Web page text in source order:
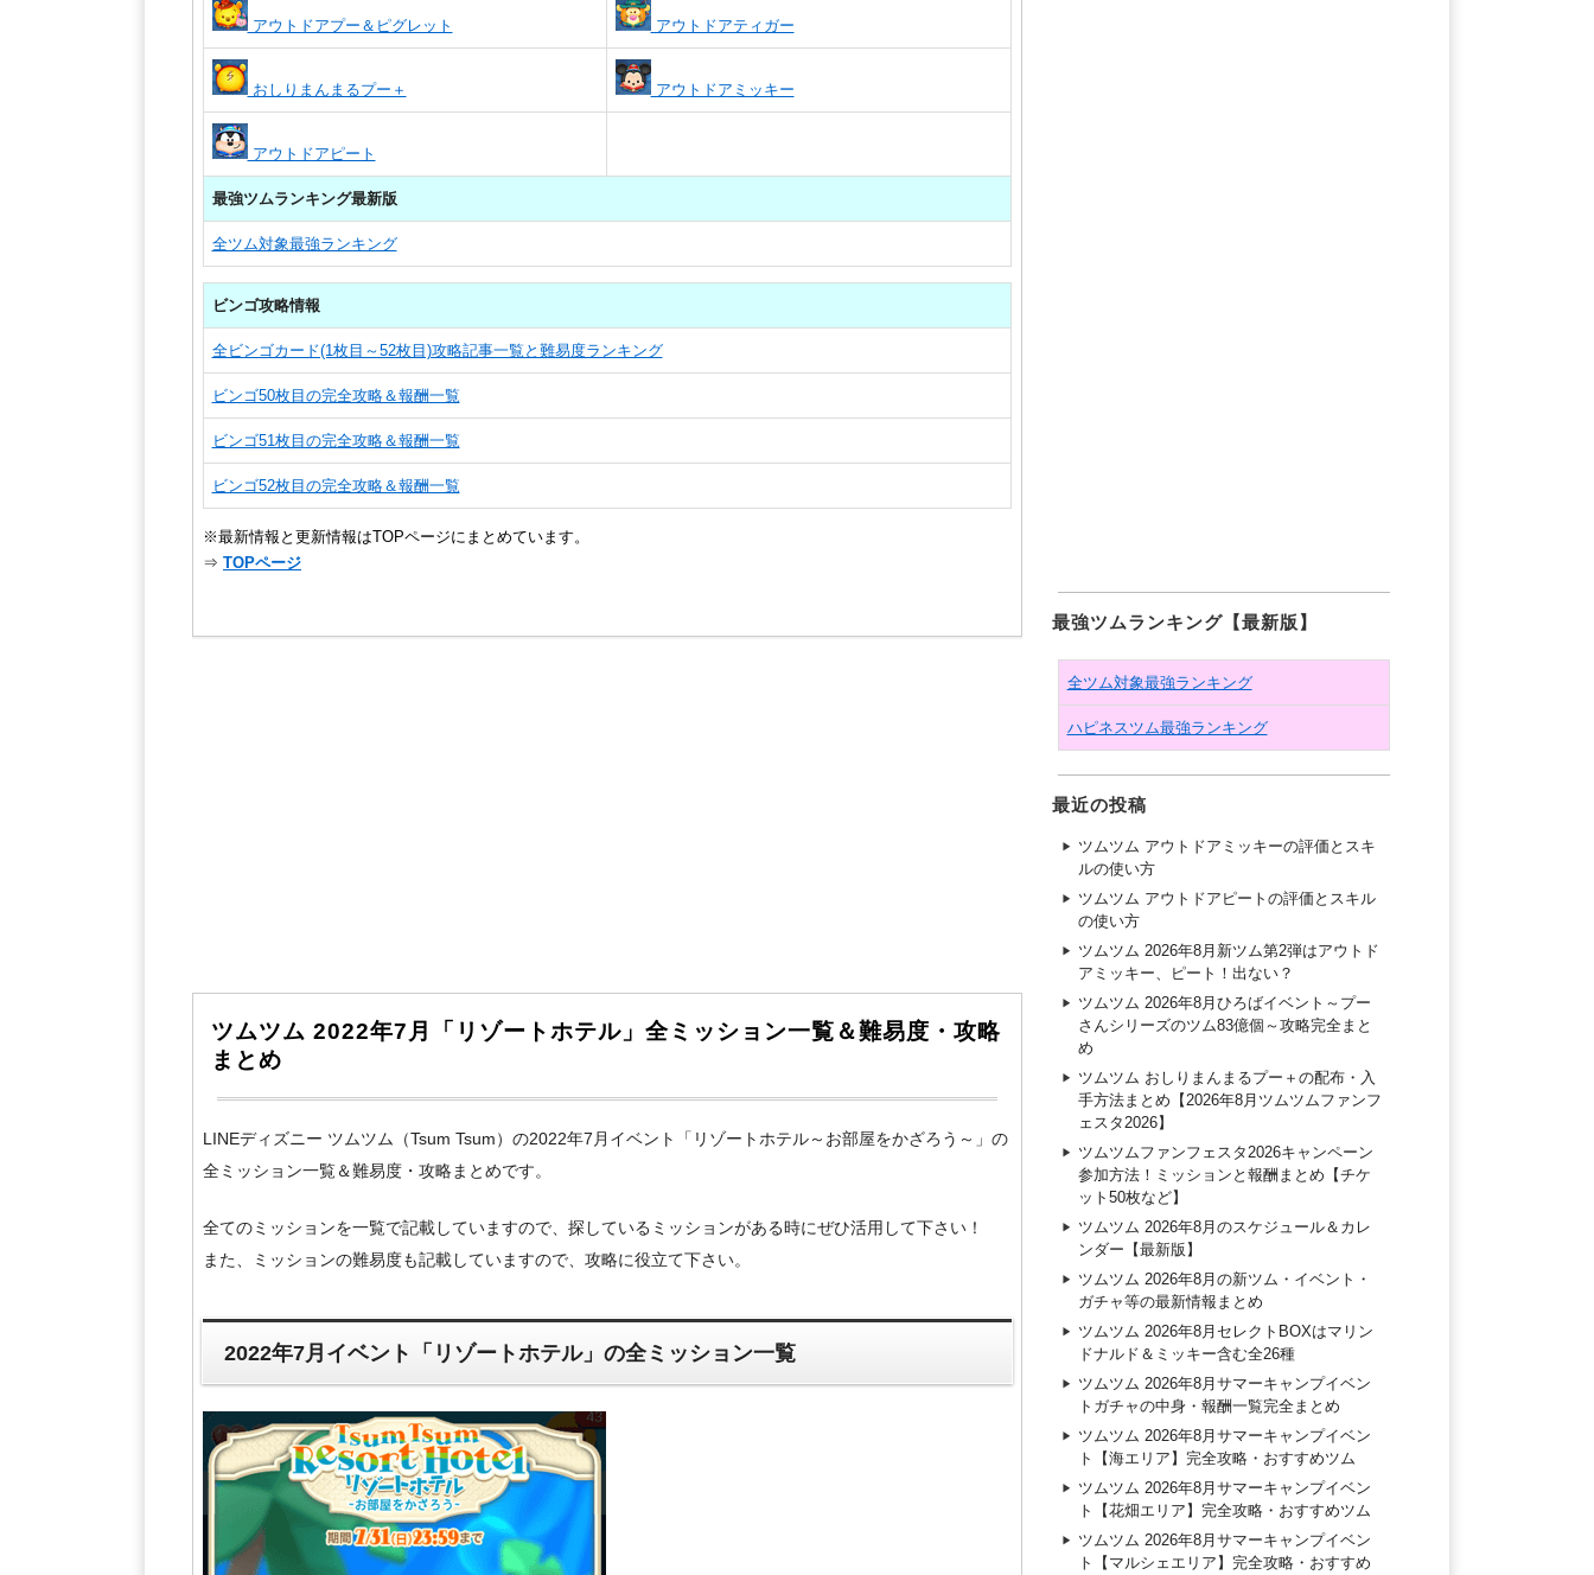
アウトドアプー＆ピグレット アウトドアティガー
おしりまんまるプー＋ アウトドアミッキー
アウトドアピート
最強ツムランキング最新版
全ツム対象最強ランキング
ビンゴ攻略情報
全ビンゴカード(1枚目～52枚目)攻略記事一覧と難易度ランキング
ビンゴ50枚目の完全攻略＆報酬一覧
ビンゴ51枚目の完全攻略＆報酬一覧
ビンゴ52枚目の完全攻略＆報酬一覧
※最新情報と更新情報はTOPページにまとめています。
⇒ TOPページ
ツムツム 2022年7月「リゾートホテル」全ミッション一覧＆難易度・攻略
まとめ
LINEディズニー ツムツム（Tsum Tsum）の2022年7月イベント「リゾートホテル～お部屋をかざろう～」の
全ミッション一覧＆難易度・攻略まとめです。
全てのミッションを一覧で記載していますので、探しているミッションがある時にぜひ活用して下さい！
また、ミッションの難易度も記載していますので、攻略に役立て下さい。
2022年7月イベント「リゾートホテル」の全ミッション一覧
最強ツムランキング【最新版】
全ツム対象最強ランキング
ハピネスツム最強ランキング
最近の投稿
ツムツム アウトドアミッキーの評価とスキ
ルの使い方
ツムツム アウトドアピートの評価とスキル
の使い方
ツムツム 2026年8月新ツム第2弾はアウトド
アミッキー、ピート！出ない？
ツムツム 2026年8月ひろばイベント～プー
さんシリーズのツム83億個～攻略完全まと
め
ツムツム おしりまんまるプー＋の配布・入
手方法まとめ【2026年8月ツムツムファンフ
ェスタ2026】
ツムツムファンフェスタ2026キャンペーン
参加方法！ミッションと報酬まとめ【チケ
ット50枚など】
ツムツム 2026年8月のスケジュール＆カレ
ンダー【最新版】
ツムツム 2026年8月の新ツム・イベント・
ガチャ等の最新情報まとめ
ツムツム 2026年8月セレクトBOXはマリン
ドナルド＆ミッキー含む全26種
ツムツム 2026年8月サマーキャンプイベン
トガチャの中身・報酬一覧完全まとめ
ツムツム 2026年8月サマーキャンプイベン
ト【海エリア】完全攻略・おすすめツム
ツムツム 2026年8月サマーキャンプイベン
ト【花畑エリア】完全攻略・おすすめツム
ツムツム 2026年8月サマーキャンプイベン
ト【マルシェエリア】完全攻略・おすすめ